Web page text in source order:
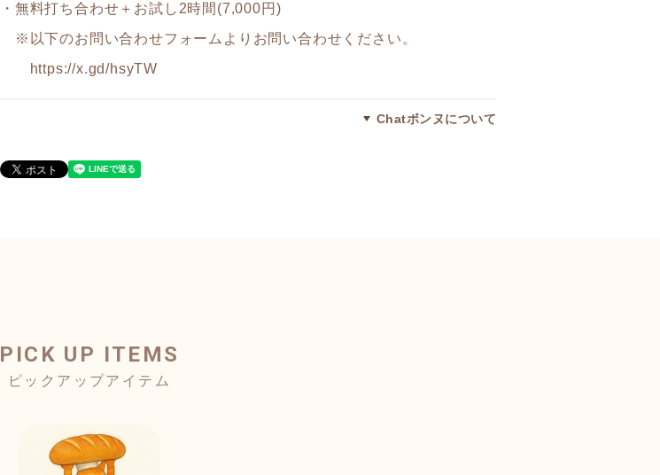
・無料打ち合わせ＋お試し2時間(7,000円)
※以下のお問い合わせフォームよりお問い合わせください。
https://x.gd/hsyTW
Chatボンヌについて
PICK UP ITEMS